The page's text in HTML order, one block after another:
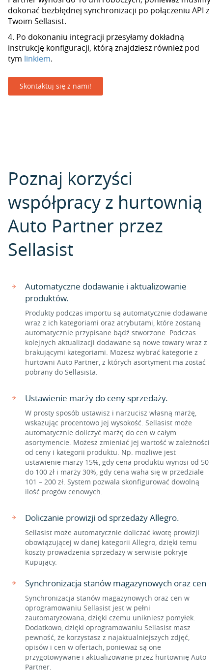
dokonać bezbłędnej synchronizacji po połączeniu API z
Twoim Sellasist.
4. Po dokonaniu integracji przesyłamy dokładną
instrukcję konfiguracji, którą znajdziesz również pod
tym linkiem.
Skontaktuj się z nami!
Poznaj korzyści
współpracy z hurtownią
Auto Partner przez
Sellasist
Automatyczne dodawanie i aktualizowanie
produktów.
Produkty podczas importu są automatycznie dodawane
wraz z ich kategoriami oraz atrybutami, które zostaną
automatycznie przypisane bądź stworzone. Podczas
kolejnych aktualizacji dodawane są nowe towary wraz z
brakującymi kategoriami. Możesz wybrać kategorie z
hurtowni Auto Partner, z których asortyment ma zostać
pobrany do Sellasista.
Ustawienie marży do ceny sprzedaży.
W prosty sposób ustawisz i narzucisz własną marżę,
wskazując procentowo jej wysokość. Sellasist może
automatycznie doliczyć marżę do cen w całym
asortymencie. Możesz zmieniać jej wartość w zależności
od ceny i kategorii produktu. Np. możliwe jest
ustawienie marży 15%, gdy cena produktu wynosi od 50
do 100 zł i marży 30%, gdy cena waha się w przedziale
101 – 200 zł. System pozwala skonfigurować dowolną
ilość progów cenowych.
Doliczanie prowizji od sprzedaży Allegro.
Sellasist może automatycznie doliczać kwotę prowizji
obowiązującej w danej kategorii Allegro, dzięki temu
koszty prowadzenia sprzedaży w serwisie pokryje
Kupujący.
Synchronizacja stanów magazynowych oraz cen
Synchronizacja stanów magazynowych oraz cen w
oprogramowaniu Sellasist jest w pełni
zautomatyzowana, dzięki czemu unikniesz pomyłek.
Dodatkowo, dzięki oprogramowaniu Sellasist masz
pewność, że korzystasz z najaktualniejszych zdjęć,
opisów i cen w ofertach, ponieważ są one
przygotowywane i aktualizowane przez hurtownię Auto
Partner.